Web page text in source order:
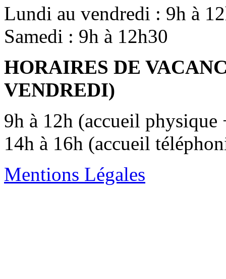
Lundi au vendredi : 9h à
Samedi : 9h à 12h30
HORAIRES DE
VENDREDI)
9h à 12h (accueil physique
14h à 16h (accueil
Mentions Légales